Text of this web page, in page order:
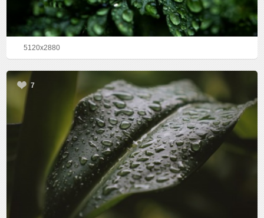
5120x2880
7